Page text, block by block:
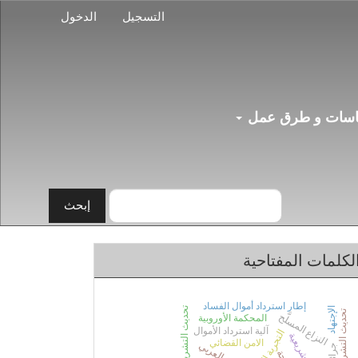
التسجيل الدخول
و طرق عمل
إبحث
الكلمات المفتاحية
النزاع المسلَّح آلية استرداد الأموال تحديث التشريعات إطار استرداد أموال الفساد
المحكمة الأوروبية الإجتهاد
الامن القضائي